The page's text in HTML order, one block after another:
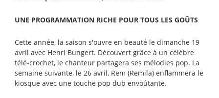
UNE PROGRAMMATION RICHE POUR TOUS LES GOÛTS
Cette année, la saison s'ouvre en beauté le dimanche 19
avril avec Henri Bungert. Découvert grâce à un célèbre
télé-crochet, le chanteur partagera ses mélodies pop. La
semaine suivante, le 26 avril, Rem (Remila) enflammera le
kiosque avec une touche pop dub envoûtante.